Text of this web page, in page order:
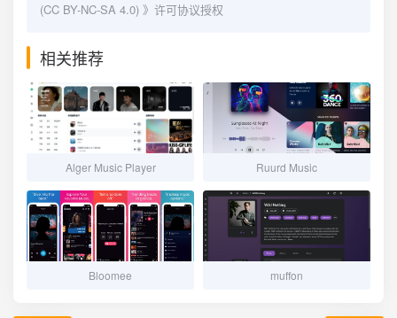
(CC BY-NC-SA 4.0) 》许可协议授权
相关推荐
Alger Music Player Ruurd Music
Bloomee muffon